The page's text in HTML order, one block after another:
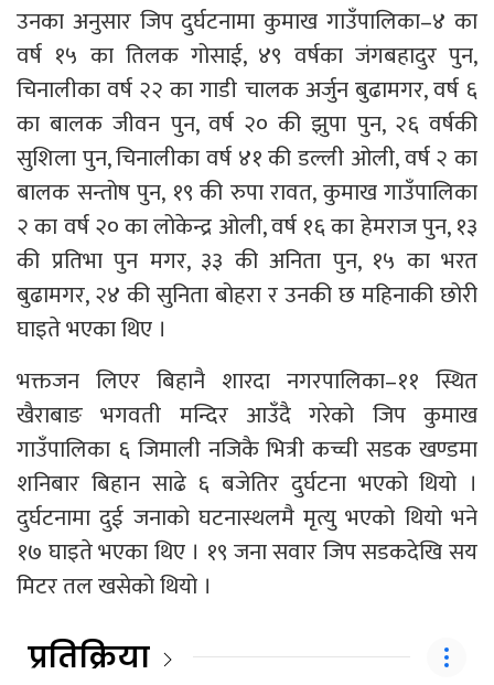
उनका अनुसार जिप दुर्घटनामा कुमाख गाउँपालिका–४ का
वर्ष १५ का तिलक गोसाई, ४९ वर्षका जंगबहादुर पुन,
चिनालीका वर्ष २२ का गाडी चालक अर्जुन बुढामगर, वर्ष ६
का बालक जीवन पुन, वर्ष २० की झुपा पुन, २६ वर्षकी
सुशिला पुन, चिनालीका वर्ष ४१ की डल्ली ओली, वर्ष २ का
बालक सन्तोष पुन, १९ की रुपा रावत, कुमाख गाउँपालिका
२ का वर्ष २० का लोकेन्द्र ओली, वर्ष १६ का हेमराज पुन, १३
की प्रतिभा पुन मगर, ३३ की अनिता पुन, १५ का भरत
बुढामगर, २४ की सुनिता बोहरा र उनकी छ महिनाकी छोरी
घाइते भएका थिए ।
भक्तजन लिएर बिहानै शारदा नगरपालिका–११ स्थित
खैराबाङ भगवती मन्दिर आउँदै गरेको जिप कुमाख
गाउँपालिका ६ जिमाली नजिकै भित्री कच्ची सडक खण्डमा
शनिबार बिहान साढे ६ बजेतिर दुर्घटना भएको थियो ।
दुर्घटनामा दुई जनाको घटनास्थलमै मृत्यु भएको थियो भने
१७ घाइते भएका थिए । १९ जना सवार जिप सडकदेखि सय
मिटर तल खसेको थियो ।
प्रतिक्रिया